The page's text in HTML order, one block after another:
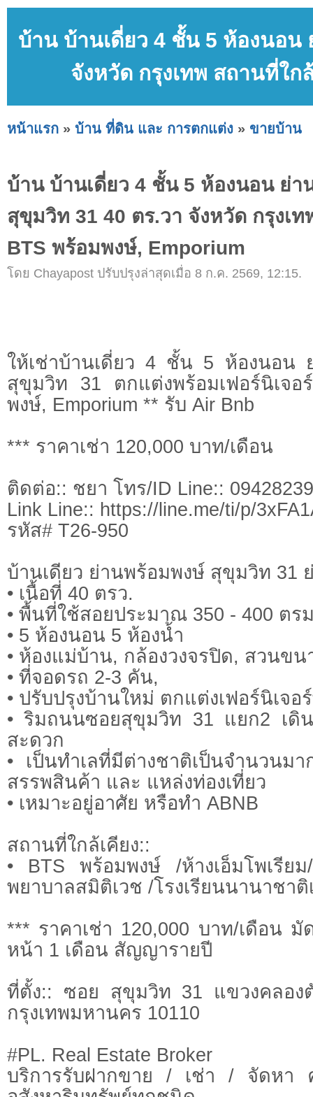
บ้าน บ้านเดี่ยว 4 ชั้น 5 ห้องนอน
จังหวัด กรุงเทพ สถานที่ใ
หน้าแรก » บ้าน ที่ดิน และ การตกแต่ง » ขายบ้าน
บ้าน บ้านเดี่ยว 4 ชั้น 5 ห้องนอน ย่
สุขุมวิท 31 40 ตร.วา จังหวัด กรุงเ
BTS พร้อมพงษ์, Emporium
โดย Chayapost ปรับปรุงล่าสุดเมื่อ 8 ก.ค. 2569, 12:15.
ให้เช่าบ้านเดี่ยว 4 ชั้น 5 ห้องนอน
สุขุมวิท 31 ตกแต่งพร้อมเฟอร์นิเจ
พงษ์, Emporium ** รับ Air Bnb
*** ราคาเช่า 120,000 บาท/เดือน
ติดต่อ:: ชยา โทร/ID Line::
Link Line:: https://line.me/ti/p/
รหัส# T26-950
บ้านเดียว ย่านพร้อมพงษ์ สุขุมวิท 31
• เนื้อที่ 40 ตรว.
• พื้นที่ใช้สอยประมาณ 350 - 400 ตร
• 5 ห้องนอน 5 ห้องน้ำ
• ห้องแม่บ้าน, กล้องวงจรปิด, สวนขน
• ที่จอดรถ 2-3 คัน,
• ปรับปรุงบ้านใหม่ ตกแต่งเฟอร์นิเจอ
• ริมถนนซอยสุขุมวิท 31 แยก2 เดิน
สะดวก
• เป็นทําเลที่มีต่างชาติเป็นจํานวนม
สรรพสินค้า และ แหล่งท่องเที่ยว
• เหมาะอยู่อาศัย หรือทำ ABNB
สถานที่ใกล้เคียง::
• BTS พร้อมพงษ์ /ห้างเอ็มโพเรียม
พยาบาลสมิติเวช /โรงเรียนนานาชาติ
*** ราคาเช่า 120,000 บาท/เดือน
หน้า 1 เดือน สัญญารายปี
ที่ตั้ง:: ซอย สุขุมวิท 31 แขวงคลอง
กรุงเทพมหานคร 10110
#PL. Real Estate Broker
บริการรับฝากขาย / เช่า / จัดห